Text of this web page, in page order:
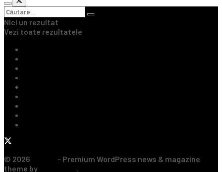
Nici un rezultat
Vezi toate rezultatele
© 2026
- Premium WordPress news & magazine
theme by
.